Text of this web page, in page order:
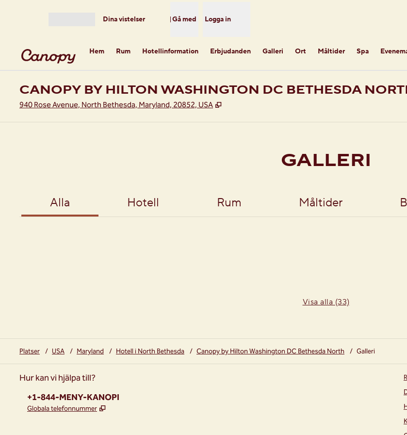
Dina vistelser Gå med Logga in
Hem Rum Hotellinformation Erbjudanden Galleri Ort Måltider Spa
CANOPY BY HILTON WASHINGTON DC BETHESDA
940 Rose Avenue, North Bethesda, Maryland, 20852, USA ,
GALLERI
Alla Hotell Rum Måltider
Visa alla (33)
Platser / USA / Maryland / Hotell i North Bethesda / Canopy by Hilton Washington DC Bethesda North / Galleri
Hur kan vi hjälpa till?
Telefon:
+1-844-MENY-KANOPI
Globala telefonnummer ,